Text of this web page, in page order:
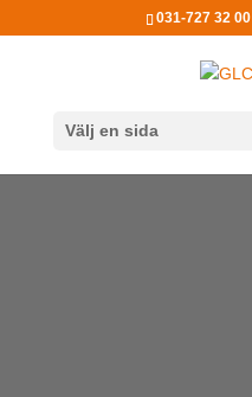
031-727 32 00
Välj en sida